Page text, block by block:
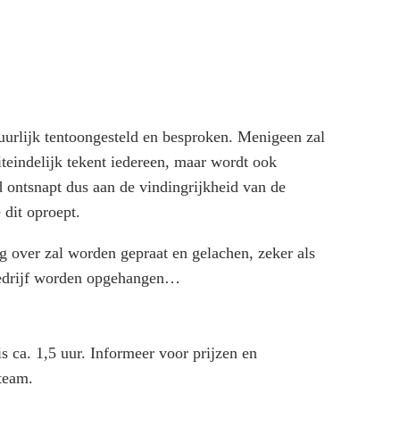
tentoongesteld en besproken. Menigeen zal
tekent iedereen, maar wordt ook
ontsnapt dus aan de vindingrijkheid van de
dit oproept.
over zal worden gepraat en gelachen, zeker als
worden opgehangen…
ca. 1,5 uur. Informeer voor prijzen en